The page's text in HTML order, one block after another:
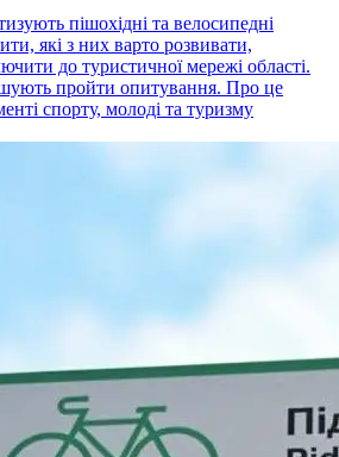
пішохідні та велосипедні
які з них варто розвивати,
до туристичної мережі області.
пройти опитування. Про це
спорту, молоді та туризму